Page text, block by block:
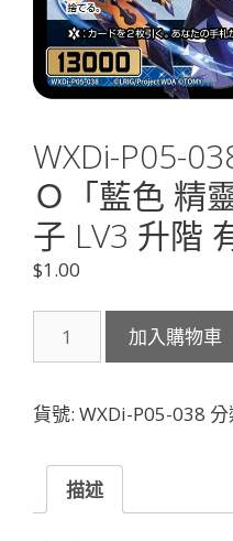
WXDi-P05-
Ｏ「藍色 精
子 LV3 升階
$1.00
P05-
羅
姫
２
加入購物車
貨號: WXDi-P05-038 分
描述